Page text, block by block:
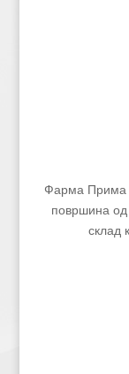
Фарма Прима
површина
склад